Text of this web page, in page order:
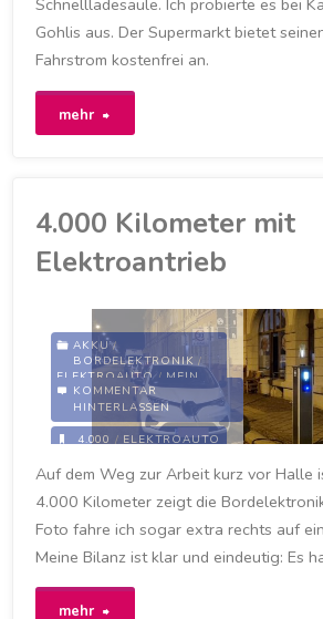
20. MÄRZ 2021
Schnellladesäule. Ich probierte es bei
Gohlis aus. Der Supermarkt bietet
Fahrstrom kostenfrei an.
mehr
4.000 Kilometer mit
Elektroantrieb
AKKU /
BORDELEKTRONIK /
ELEKTROAUTO / MEIN
ZOE / RENAULT /
UMWELT / ZOE
4.000 / ELEKTROAUTO
MYZOE/RENAULT/
RENAULT ZOE
/VERBRENNER/ZOE
14. MÄRZ 2021
KOMMENTAR
HINTERLASSEN
Auf dem Weg zur Arbeit kurz vor Halle
4.000 Kilometer zeigt die
Foto fahre ich sogar extra rechts auf
Meine Bilanz ist klar und eindeutig: Es
mehr